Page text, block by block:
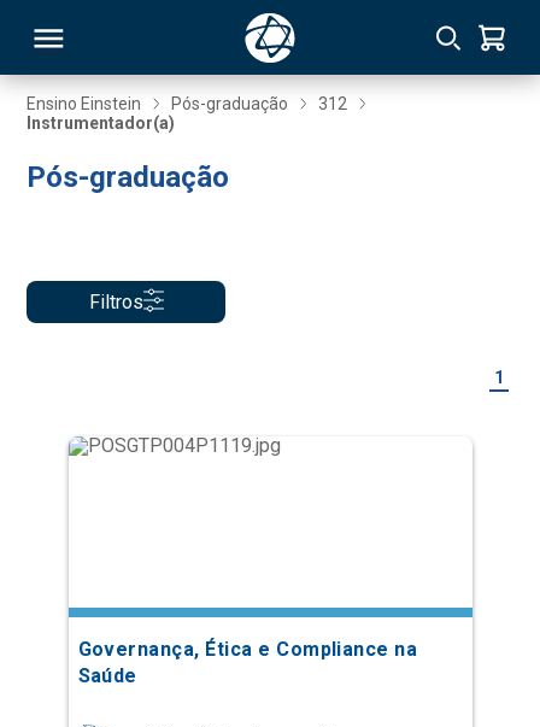
Ensino Einstein Pós-graduação
312
Instrumentador(a)
Pós-graduação
Filtros
1
Governança, Ética e Compliance na
Saúde